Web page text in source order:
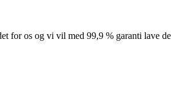
for os og vi vil med 99,9 % garanti lave